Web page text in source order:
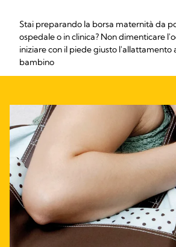
Stai preparando la borsa maternità da
ospedale o in clinica? Non dimenticare
iniziare con il piede giusto l'allattamento
bambino